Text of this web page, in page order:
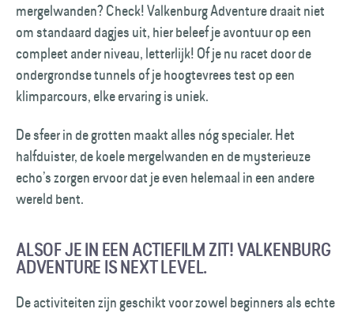
mergelwanden? Check! Valkenburg Adventure draait niet
om standaard dagjes uit, hier beleef je avontuur op een
compleet ander niveau, letterlijk! Of je nu racet door de
ondergrondse tunnels of je hoogtevrees test op een
klimparcours, elke ervaring is uniek.
De sfeer in de grotten maakt alles nóg specialer. Het
halfduister, de koele mergelwanden en de mysterieuze
echo’s zorgen ervoor dat je even helemaal in een andere
wereld bent.
ALSOF JE IN EEN ACTIEFILM ZIT! VALKENBURG
ADVENTURE IS NEXT LEVEL.
De activiteiten zijn geschikt voor zowel beginners als echte